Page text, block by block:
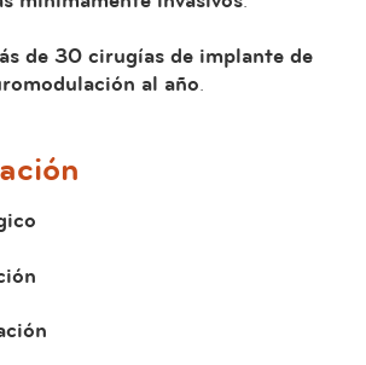
de 30 cirugías de implante de
al año.